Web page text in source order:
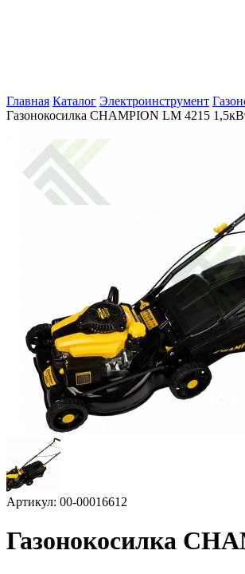
Главная Каталог Электроинструмент
Газонокосилка CHAMPION LM 4215
Артикул: 00-00016612
Газонокосилка